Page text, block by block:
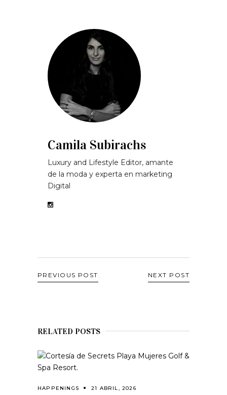
Camila Subirachs
Luxury and Lifestyle Editor, amante
de la moda y experta en marketing
Digital
PREVIOUS POST NEXT POST
RELATED POSTS
HAPPENINGS 21 ABRIL, 2026